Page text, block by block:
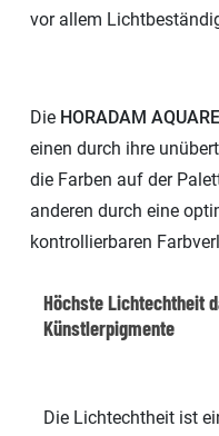
vor allem
Die HORADAM
einen durch ihre
die Farben auf der
anderen durch eine
kontrollierbaren
Höchste Lichtechtheit
Künstlerpigmente
Die Lichtechtheit ist